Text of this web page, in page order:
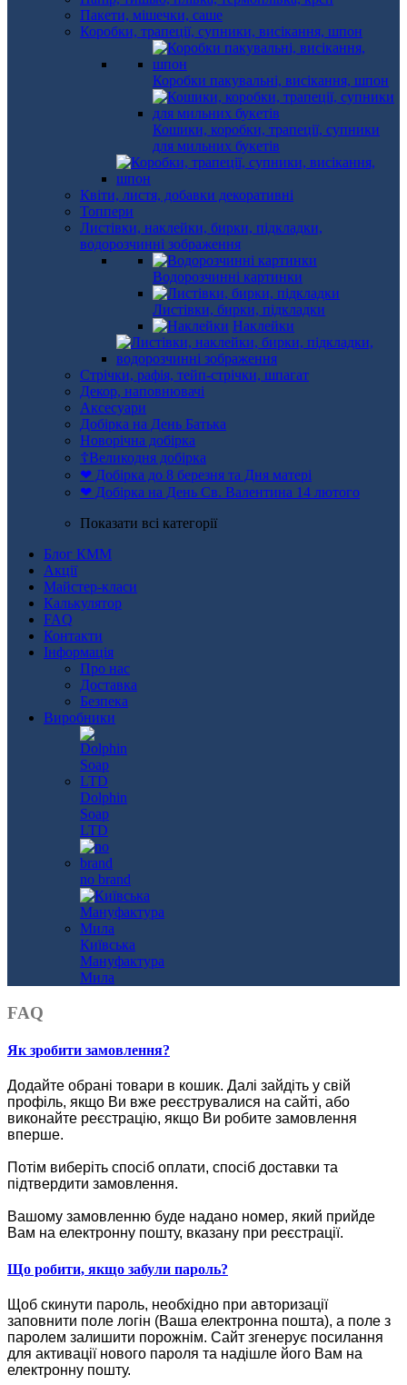
Пакети, мішечки, саше
Коробки, трапеції, супники, висікання, шпон
Коробки пакувальні, висікання, шпон
Кошики, коробки, трапеції, супники
для мильних букетів
Квіти, листя, добавки декоративні
Топпери
Листівки, наклейки, бирки, підкладки,
водорозчинні зображення
Водорозчинні картинки
Листівки, бирки, підкладки
Наклейки
Стрічки, рафія, тейп-стрічки, шпагат
Декор, наповнювачі
Аксесуари
Добірка на День Батька
Новорічна добірка
☦Великодня добірка
❤ Добірка до 8 березня та Дня матері
❤ Добірка на День Св. Валентина 14 лютого
Показати всі категорії
Блог КММ
Акції
Майстер-класи
Калькулятор
FAQ
Контакти
Інформація
Про нас
Доставка
Безпека
Виробники
Dolphin
Soap
LTD
no brand
Київська
Мануфактура
Мила
FAQ
Як зробити замовлення?
Додайте обрані товари в кошик. Далі зайдіть у свій
профіль, якщо Ви вже реєструвалися на сайті, або
виконайте реєстрацію, якщо Ви робите замовлення
вперше.
Потім виберіть спосіб оплати, спосіб доставки та
підтвердити замовлення.
Вашому замовленню буде надано номер, який прийде
Вам на електронну пошту, вказану при реєстрації.
Що робити, якщо забули пароль?
Щоб скинути пароль, необхідно при авторизації
заповнити поле логін (Ваша електронна пошта), а поле з
паролем залишити порожнім. Сайт згенерує посилання
для активації нового пароля та надішле його Вам на
електронну пошту.